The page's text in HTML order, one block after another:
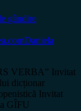
gândire
Daniela
VERBA” Invitat
dicționar
Invitat
GÎFU